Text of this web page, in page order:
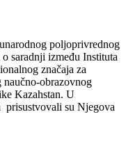
poljoprivrednog
saradnji između Instituta
značaja za
obrazovnog
Kazahstan. U
prisustvovali su Njegova